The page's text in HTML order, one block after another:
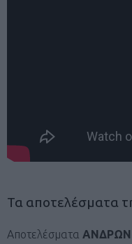
Τα αποτελέσματα
Αποτελέσματα ΑΝΔΡΩΝ